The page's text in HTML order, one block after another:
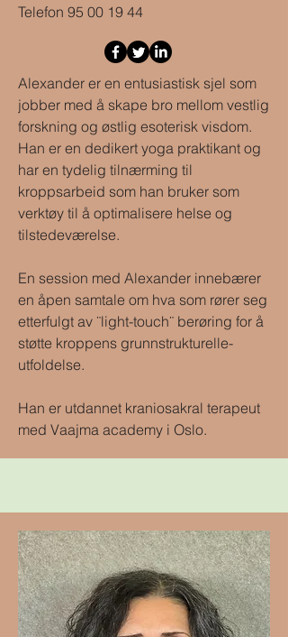
Telefon 95 00 19 44
Alexander er en entusiastisk sjel som
jobber med å skape bro mellom vestlig
forskning og østlig esoterisk visdom.
Han er en dedikert yoga praktikant og
har en tydelig tilnærming til
kroppsarbeid som han bruker som
verktøy til å optimalisere helse og
tilstedeværelse.
En session med Alexander innebærer
en åpen samtale om hva som rører seg
etterfulgt av ¨light-touch¨ berøring for å
støtte kroppens grunnstrukturelle-
utfoldelse.
Han er utdannet kraniosakral terapeut
med Vaajma academy i Oslo.